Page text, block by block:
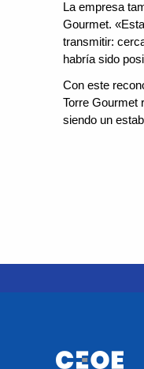
La empresa
Gourmet.
transmitir:
habría sido
Con este
Torre Gourmet
siendo un